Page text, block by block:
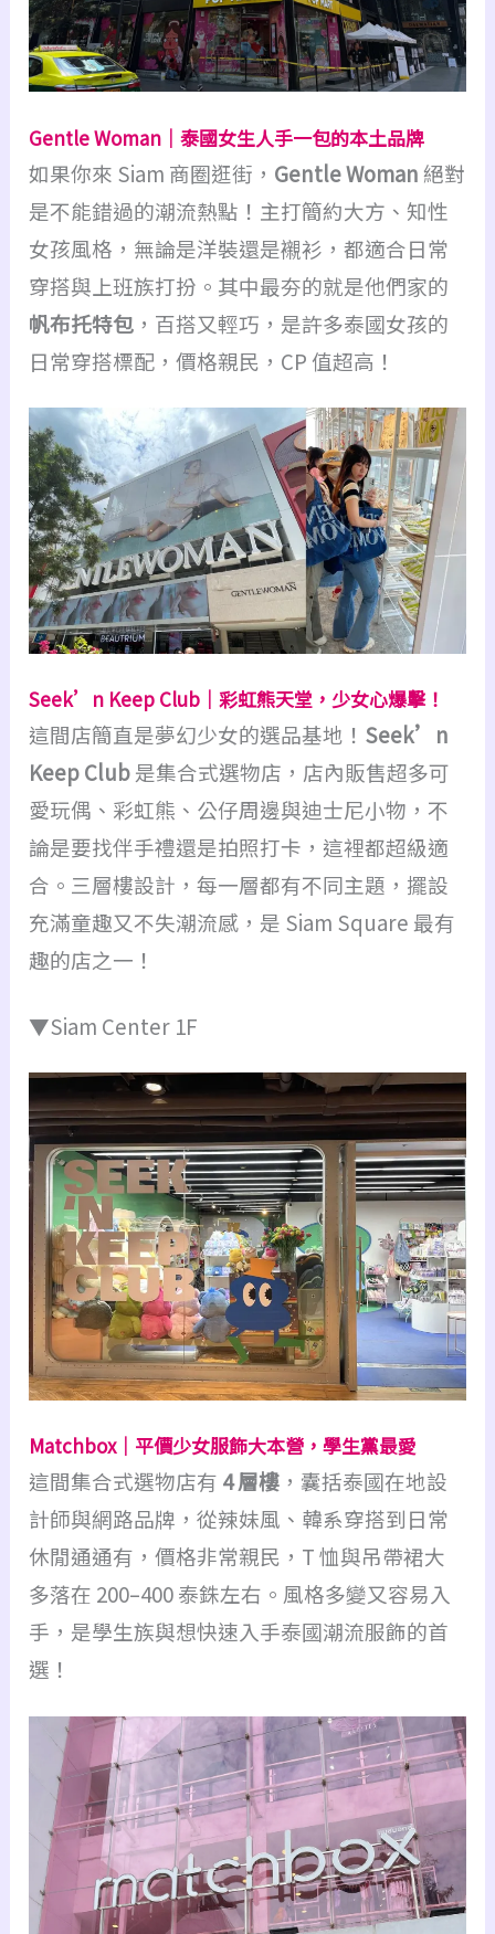
Gentle Woman｜泰國女生人手一包的本土品牌
如果你來 Siam 商圈逛街， Gentle Woman絕對
是不能錯過的潮流熱點！主打簡約大方、知性
女孩風格，無論是洋裝還是襯衫，都適合日常
穿搭與上班族打扮。其中最夯的就是他們家的
帆布托特包 ，百搭又輕巧，是許多泰國女孩的
日常穿搭標配，價格親民，CP 值超高！
Seek’n Keep Club｜彩虹熊天堂，少女心爆擊！
這間店簡直是夢幻少女的選品基地！ Seek’n
Keep Club是集合式選物店，店內販售超多可
愛玩偶、彩虹熊、公仔周邊與迪士尼小物，不
論是要找伴手禮還是拍照打卡，這裡都超級適
合。三層樓設計，每一層都有不同主題，擺設
充滿童趣又不失潮流感，是 Siam Square 最有
趣的店之一！
▼Siam Center 1F
Matchbox｜平價少女服飾大本營，學生黨最愛
這間集合式選物店有 4 層樓 ，囊括泰國在地設
計師與網路品牌，從辣妹風、韓系穿搭到日常
休閒通通有，價格非常親民，T 恤與吊帶裙大
多落在 200–400 泰銖左右。風格多變又容易入
手，是學生族與想快速入手泰國潮流服飾的首
選！